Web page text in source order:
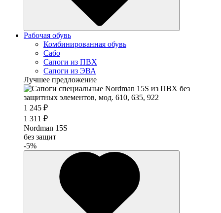
Рабочая обувь
Комбинированная обувь
Сабо
Сапоги из ПВХ
Сапоги из ЭВА
Лучшее предложение
1 245 ₽
1 311 ₽
Nordman 15S
без защит
-5%